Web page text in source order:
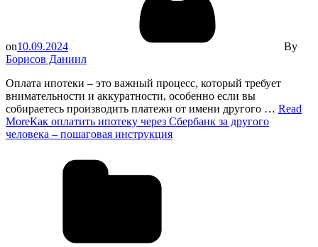
on10.09.2024
By
Борисов Даниил
Оплата ипотеки – это важный процесс, который требует
внимательности и аккуратности, особенно если вы
собираетесь производить платежи от имени другого … Read
MoreКак оплатить ипотеку через Сбербанк за другого
человека – пошаговая инструкция